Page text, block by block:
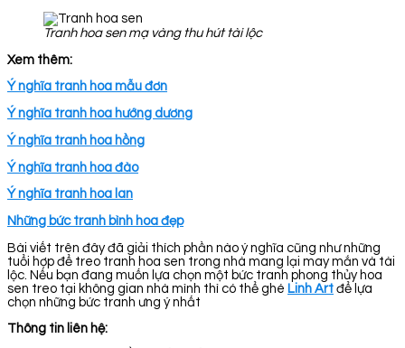
Tranh hoa sen mạ vàng thu hút tài lộc
Xem thêm:
Ý nghĩa tranh hoa mẫu đơn
Ý nghĩa tranh hoa hướng dương
Ý nghĩa tranh hoa hồng
Ý nghĩa tranh hoa đào
Ý nghĩa tranh hoa lan
Những bức tranh bình hoa đẹp
Bài viết trên đây đã giải thích phần nào ý nghĩa cũng như những
tuổi hợp để treo tranh hoa sen trong nhà mang lại may mắn và tài
lộc. Nếu bạn đang muốn lựa chọn một bức tranh phong thủy hoa
sen treo tại không gian nhà mình thì có thể ghé Linh Art để lựa
chọn những bức tranh ưng ý nhất
Thông tin liên hệ: